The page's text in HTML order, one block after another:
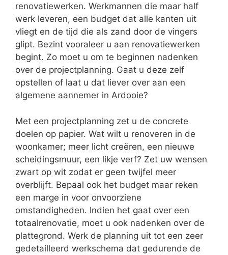
renovatiewerken. Werkmannen die maar half
werk leveren, een budget dat alle kanten uit
vliegt en de tijd die als zand door de vingers
glipt. Bezint vooraleer u aan renovatiewerken
begint. Zo moet u om te beginnen nadenken
over de projectplanning. Gaat u deze zelf
opstellen of laat u dat liever over aan een
algemene aannemer in Ardooie?
Met een projectplanning zet u de concrete
doelen op papier. Wat wilt u renoveren in de
woonkamer; meer licht creëren, een nieuwe
scheidingsmuur, een likje verf? Zet uw wensen
zwart op wit zodat er geen twijfel meer
overblijft. Bepaal ook het budget maar reken
een marge in voor onvoorziene
omstandigheden. Indien het gaat over een
totaalrenovatie, moet u ook nadenken over de
plattegrond. Werk de planning uit tot een zeer
gedetailleerd werkschema dat gedurende de